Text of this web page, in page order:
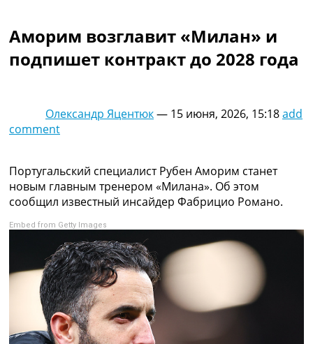
Чемпионат Мира
Украина. Премьер-Лига
Украина. Первая Лига
Испания. Ла Лига
Таблицы групп Чемпионата Мира
Украина. Премьер-Лига
Украина. Первая Лига
Лига Чемпионов. Таблицы групп
Англия. Премьер-Лига
Испания. Ла Лига
Все таблицы >>>
Рейтинги
Рейтинг стран УЕФА
Рейтинг клубов УЕФА
Рейтинг ФИФА
ТВ программа
Аморим возглавит «Милан» и
подпишет контракт до 2028 года
Олександр Яцентюк— 15 июня, 2026, 15:18add
comment
Португальский специалист Рубен Аморим станет
новым главным тренером «Милана». Об этом
сообщил известный инсайдер Фабрицио Романо.
Embed from Getty Images